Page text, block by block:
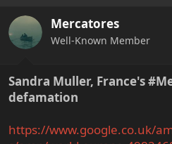
Mercatores
Well-Known Member
Sandra Muller, France's
defamation
https://www.google.co.uk/